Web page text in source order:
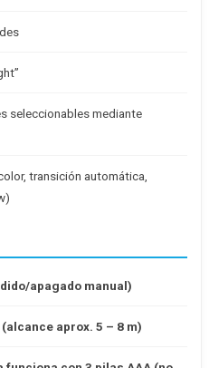
seleccionables mediante
transición automática,
apagado manual)
aprox. 5 – 8 m)